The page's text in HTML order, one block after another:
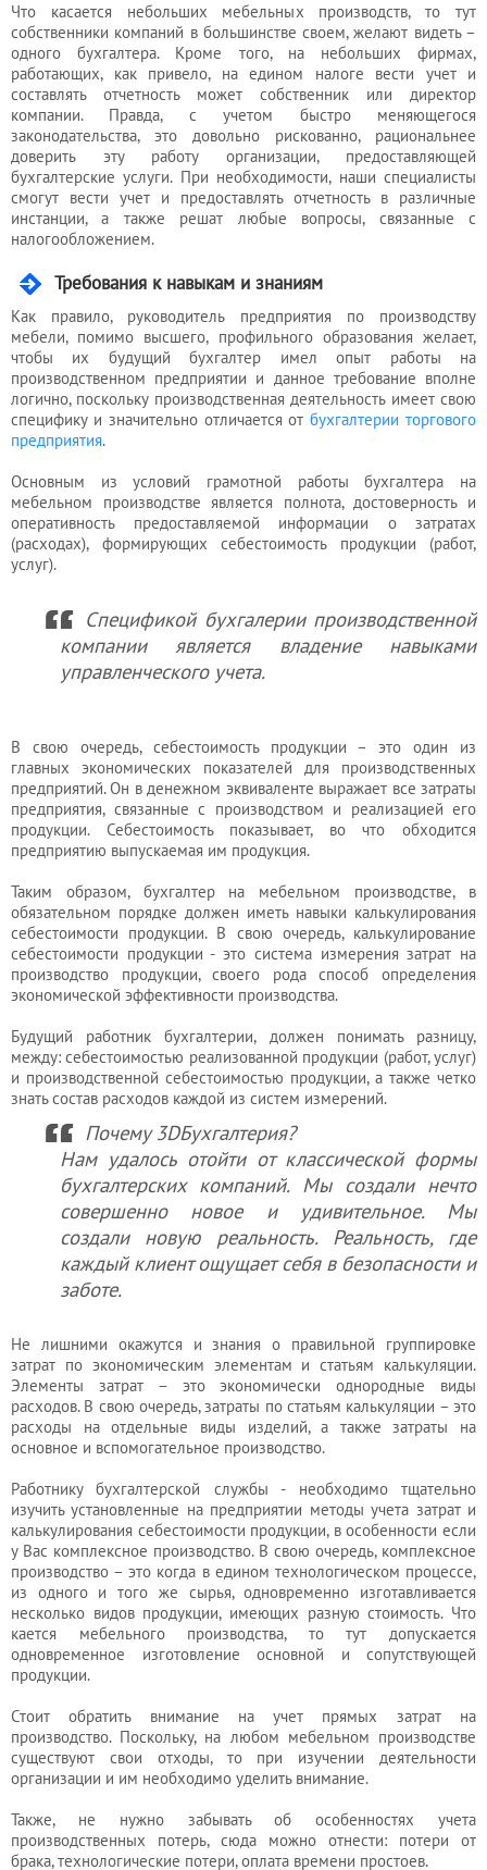
Что касается небольших мебельных производств, то тут
собственники компаний в большинстве своем, желают видеть –
одного бухгалтера. Кроме того, на небольших фирмах,
работающих, как привело, на едином налоге вести учет и
составлять отчетность может собственник или директор
компании. Правда, с учетом быстро меняющегося
законодательства, это довольно рискованно, рациональнее
доверить эту работу организации, предоставляющей
бухгалтерские услуги. При необходимости, наши специалисты
смогут вести учет и предоставлять отчетность в различные
инстанции, а также решат любые вопросы, связанные с
налогообложением.
Требования к навыкам и знаниям
Как правило, руководитель предприятия по производству
мебели, помимо высшего, профильного образования желает,
чтобы их будущий бухгалтер имел опыт работы на
производственном предприятии и данное требование вполне
логично, поскольку производственная деятельность имеет свою
специфику и значительно отличается отбухгалтерии торгового
предприятия.
Основным из условий грамотной работы бухгалтера на
мебельном производстве является полнота, достоверность и
оперативность предоставляемой информации о затратах
(расходах), формирующих себестоимость продукции (работ,
услуг).
Спецификой бухгалерии производственной
компании является владение навыками
управленческого учета.
В свою очередь, себестоимость продукции – это один из
главных экономических показателей для производственных
предприятий. Он в денежном эквиваленте выражает все затраты
предприятия, связанные с производством и реализацией его
продукции. Себестоимость показывает, во что обходится
предприятию выпускаемая им продукция.
Таким образом, бухгалтер на мебельном производстве, в
обязательном порядке должен иметь навыки калькулирования
себестоимости продукции. В свою очередь, калькулирование
себестоимости продукции - это система измерения затрат на
производство продукции, своего рода способ определения
экономической эффективности производства.
Будущий работник бухгалтерии, должен понимать разницу,
между: себестоимостью реализованной продукции (работ, услуг)
и производственной себестоимостью продукции, а также четко
знать состав расходов каждой из систем измерений.
Почему 3DБухгалтерия?
Нам удалось отойти от классической формы
бухгалтерских компаний. Мы создали нечто
совершенно новое и удивительное. Мы
создали новую реальность. Реальность, где
каждый клиент ощущает себя в безопасности и
заботе.
Не лишними окажутся и знания о правильной группировке
затрат по экономическим элементам и статьям калькуляции.
Элементы затрат – это экономически однородные виды
расходов. В свою очередь, затраты по статьям калькуляции – это
расходы на отдельные виды изделий, а также затраты на
основное и вспомогательное производство.
Работнику бухгалтерской службы - необходимо тщательно
изучить установленные на предприятии методы учета затрат и
калькулирования себестоимости продукции, в особенности если
у Вас комплексное производство. В свою очередь, комплексное
производство – это когда в едином технологическом процессе,
из одного и того же сырья, одновременно изготавливается
несколько видов продукции, имеющих разную стоимость. Что
кается мебельного производства, то тут допускается
одновременное изготовление основной и сопутствующей
продукции.
Стоит обратить внимание на учет прямых затрат на
производство. Поскольку, на любом мебельном производстве
существуют свои отходы, то при изучении деятельности
организации и им необходимо уделить внимание.
Также, не нужно забывать об особенностях учета
производственных потерь, сюда можно отнести: потери от
брака, технологические потери, оплата времени простоев.